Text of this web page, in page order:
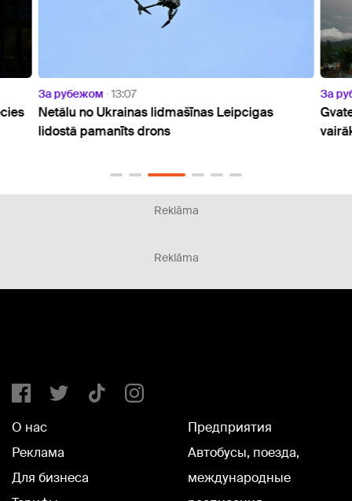
За рубежом 13:07
Netālu no Ukrainas lidmašīnas Leipcigas
lidostā pamanīts drons
За
Reklāma
Reklāma
О нас
Реклама
Для бизнеса
Предприятия
Автобусы, поезда,
международные